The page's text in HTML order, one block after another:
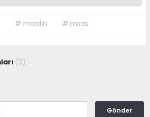
# mardin # miras
(0)
Gönder